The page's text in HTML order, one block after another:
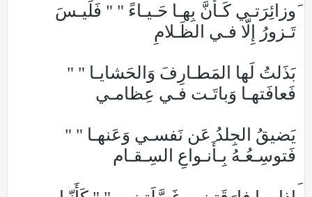
َوزائِرَتـي كَـأَنَّ بِهـا حَـيـاءً " " فَلَيـسَ
تَـزورُ إِلّا فـي الظَـلامِ
بَذَلتُ لَها المَطـارِفَ وَالحَشايـا " "
فَعافَتهـا وَباتَـت فـي عِظامـي
يَضيقُ الجِلدُ عَن نَفسـي وَعَنهـا " "
فَتوسِـعُـهُ بِـأَنـواعِ السِـقـام